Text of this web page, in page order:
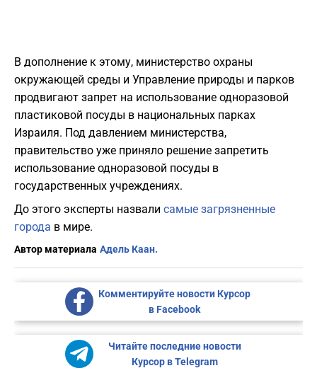
В дополнение к этому, министерство охраны
окружающей среды и Управление природы и парков
продвигают запрет на использование одноразовой
пластиковой посуды в национальных парках
Израиля. Под давлением министерства,
правительство уже приняло решение запретить
использование одноразовой посуды в
государственных учреждениях.
До этого эксперты назвали самые загрязненные
города в мире.
Автор материала Адель Каан.
Комментируйте новости Курсор
в Facebook
Читайте последние новости
Курсор в Telegram